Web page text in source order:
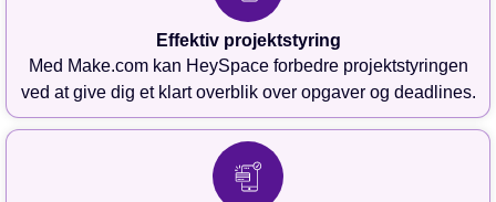
Effektiv projektstyring
Med Make.com kan HeySpace forbedre projektstyringen
ved at give dig et klart overblik over opgaver og deadlines.